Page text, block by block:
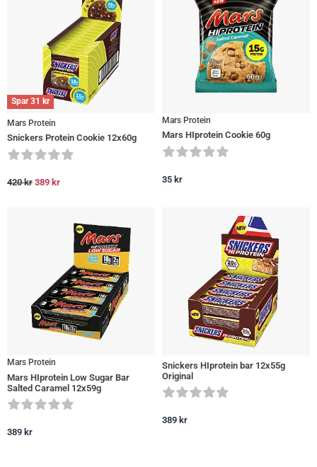
Spar31 kr
Mars Protein
Snickers Protein Cookie 12x60g
420kr 389 kr
Mars Protein
Mars HIprotein Cookie 60g
35 kr
Mars Protein
Mars HIprotein Low Sugar Bar
Salted Caramel 12x59g
389 kr
Snickers HIprotein bar 12x55g
Original
389 kr